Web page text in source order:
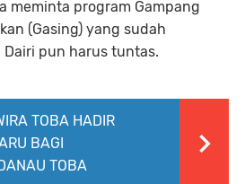
meminta program Gampang
(Gasing) yang sudah
pun harus tuntas.
TOBA HADIR
BAGI
TOBA